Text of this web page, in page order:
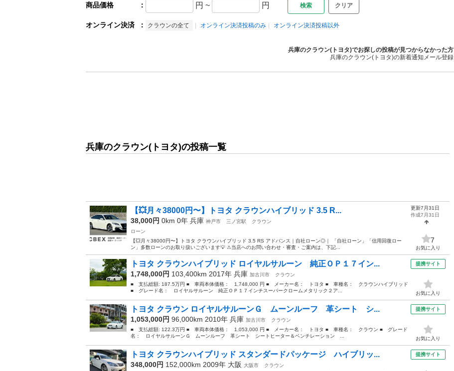
商品価格 ： 円 ~ 円 クリア
オンライン決済 ： クラウンの全て オンライン決済投稿のみ オンライン決済投稿以外
兵庫のクラウン(トヨタ)でお探しの投稿が見つからなかった方
兵庫のクラウン(トヨタ)の新着通知メール登録
兵庫のクラウン(トヨタ)の投稿一覧
【💥月々38000円〜】トヨタ クラウンハイブリッド 3.5 R...
38,000円 0km 0年 兵庫 神戸市 三ノ宮駅
クラウン
ローン
【💥月々38000円〜】トヨタ クラウンハイブリッド 3.5 RS アドバンス｜自社ローン◎｜ 「自社ローン」「信用回復ロー
ン」多数ローンのお取り扱いございます💡 ⚠当店へのお問い合わせ・審査・ご案内は、下記...
更新7月31日
作成7月31日
7
お気に入り
トヨタ クラウンハイブリッド ロイヤルサルーン 純正ＯＰ１７イン...
1,748,000円 103,400km 2017年 兵庫 加古川市
クラウン
■ 支払総額: 187.5万円 ■ 車両本体価格： 1,748,000 円 ■ メーカー名： トヨタ ■ 車種名： クラウンハイブリッド
■ グレード名： ロイヤルサルーン 純正ＯＰ１７インチスーパークロームメタリック２ア...
提携サイト
お気に入り
トヨタ クラウン ロイヤルサルーンＧ ムーンルーフ 革シート シ...
1,053,000円 96,000km 2010年 兵庫 加古川市
クラウン
■ 支払総額: 122.3万円 ■ 車両本体価格： 1,053,000 円 ■ メーカー名： トヨタ ■ 車種名： クラウン ■ グレード
名： ロイヤルサルーンＧ ムーンルーフ 革シート シートヒーター＆ベンチレーション ...
提携サイト
お気に入り
トヨタ クラウンハイブリッド スタンダードパッケージ ハイブリッ...
348,000円 152,000km 2009年 大阪 大阪市
クラウン
提携サイト